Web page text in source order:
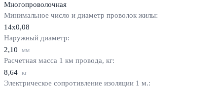
Многопроволочная
Минимальное число и диаметр проволок жилы:
14х0,08
Наружный диаметр:
2,10 мм
Расчетная масса 1 км провода, кг:
8,64 кг
Электрическое сопротивление изоляции 1 м.: